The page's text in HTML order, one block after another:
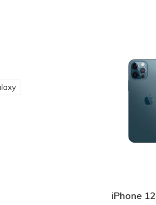
iPhone